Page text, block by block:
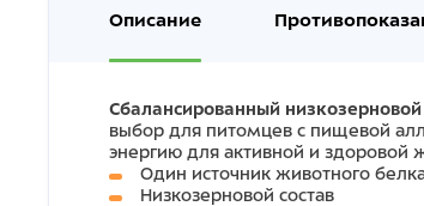
Описание
Сбалансированный
выбор для питомцев с пищевой
энергию для активной и здоровой
Один источник животного
Низкозерновой состав